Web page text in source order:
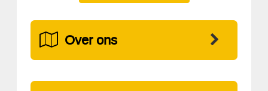
Over ons